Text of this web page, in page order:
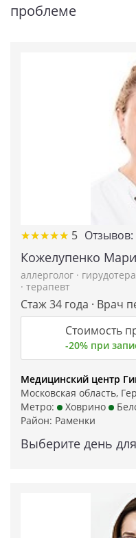
проблеме
★★★★★
★★★★★ 5 Отзывов:
Кожелупенко
аллерголог ·
· терапевт
Стаж 34 года · Врач
Стоимость
-20% при
Медицинский центр
Московская область,
Метро:
Ховрино
Район: Раменки
Выберите день